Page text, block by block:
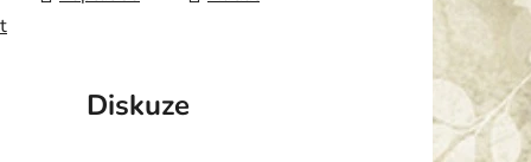
Diskuze